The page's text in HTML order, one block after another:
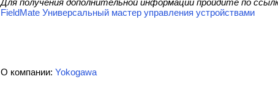
Для получения дополнительной информации пройдите по
FieldMate Универсальный мастер управления устройствами
О компании: Yokogawa